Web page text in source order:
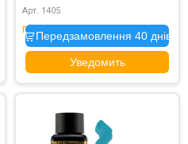
Арт. 1405
під замовлення
Передзамовлення 40 днів
Уведомить